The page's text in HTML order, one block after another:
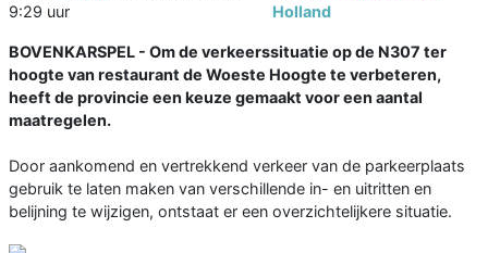
9:29 uur
Holland
BOVENKARSPEL - Om de verkeerssituatie op de N307 ter
hoogte van restaurant de Woeste Hoogte te verbeteren,
heeft de provincie een keuze gemaakt voor een aantal
maatregelen.
Door aankomend en vertrekkend verkeer van de parkeerplaats
gebruik te laten maken van verschillende in- en uitritten en
belijning te wijzigen, ontstaat er een overzichtelijkere situatie.